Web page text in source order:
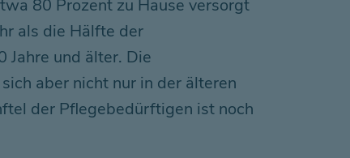
80 Prozent zu Hause versorgt
als die Hälfte der
Jahre und älter. Die
aber nicht nur in der älteren
der Pflegebedürftigen ist noch